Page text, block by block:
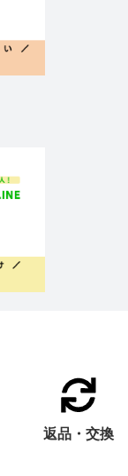
返品・交換